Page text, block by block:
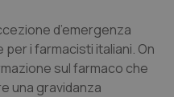
d’emergenza
i farmacisti italiani. On
sul farmaco che
una gravidanza